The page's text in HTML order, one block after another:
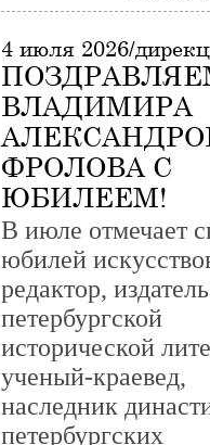
4 июля 2026/
ВЛАДИМИРА
ФРОЛОВА С
ЮБИЛЕЕМ!
В июле отмечает
юбилей
редактор, издатель
петербургской
исторической
ученый-краевед,
наследник
петербургских